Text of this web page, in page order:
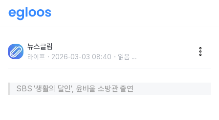
우승한 엘리트 소방관의 놀라운 비주얼
뉴스클립
라이프 2026-03-03 08:40 읽음 ...
​SBS '생활의 달인', 윤바울 소방관 출연